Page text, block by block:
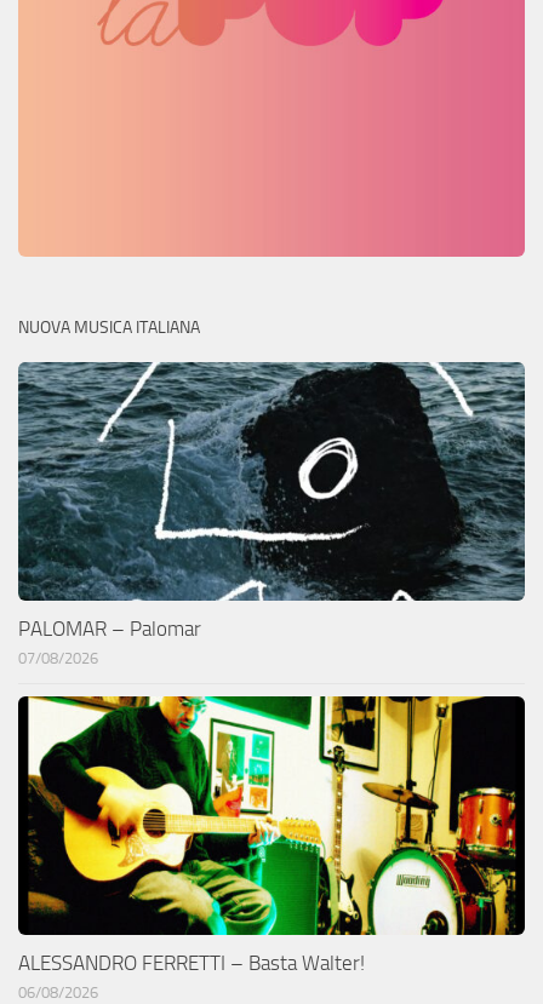
NUOVA MUSICA ITALIANA
PALOMAR – Palomar
07/08/2026
ALESSANDRO FERRETTI – Basta Walter!
06/08/2026